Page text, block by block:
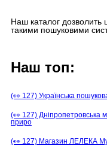
Наш каталог дозволить
такими пошуковими
Наш топ:
(👀 127) Українська
(👀 127) Дніпропетровська
приро
(👀 127) Магазин ЛЕЛЕКА